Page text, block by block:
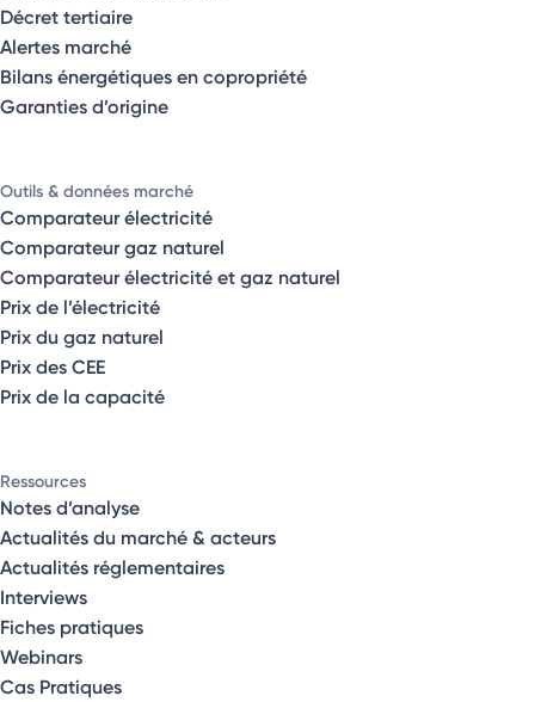
Décret tertiaire
Alertes marché
Bilans énergétiques en copropriété
Garanties d’origine
Outils & données marché
Comparateur électricité
Comparateur gaz naturel
Comparateur électricité et gaz naturel
Prix de l’électricité
Prix du gaz naturel
Prix des CEE
Prix de la capacité
Ressources
Notes d’analyse
Actualités du marché & acteurs
Actualités réglementaires
Interviews
Fiches pratiques
Webinars
Cas Pratiques